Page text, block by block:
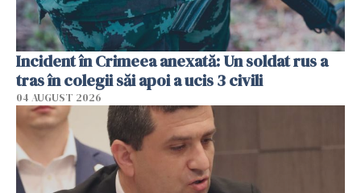
Incident în Crimeea anexată: Un soldat rus a
tras în colegii săi apoi a ucis 3 civili
04 AUGUST 2026